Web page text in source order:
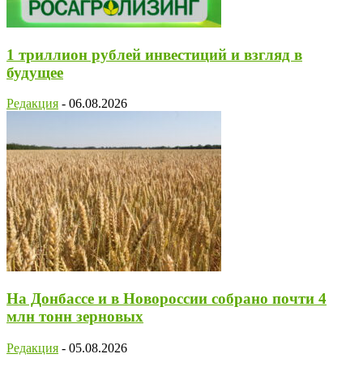
1 триллион рублей инвестиций и взгляд в
будущее
Редакция - 06.08.2026
На Донбассе и в Новороссии собрано почти 4
млн тонн зерновых
Редакция - 05.08.2026